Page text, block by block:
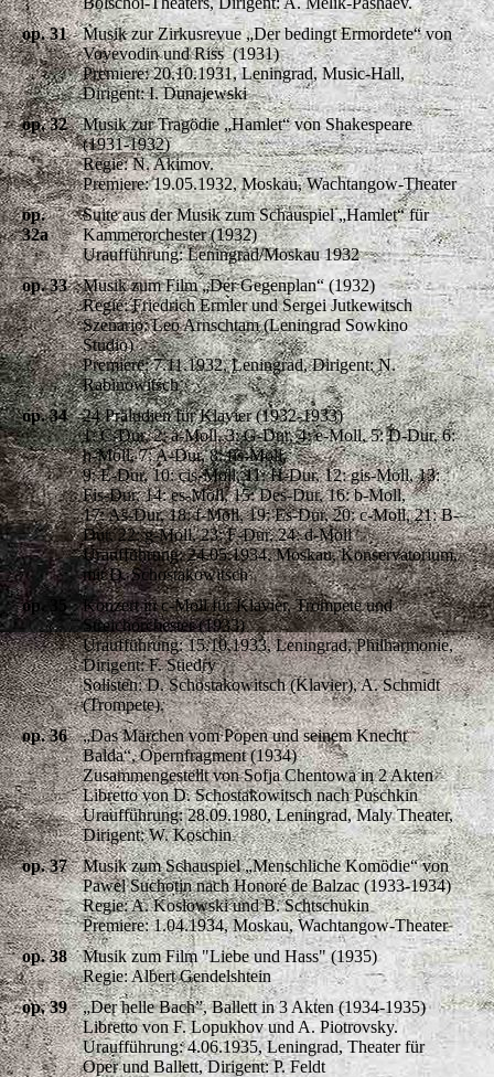
op. 31
Musik zur Zirkusrevue „Der bedingt Ermordete“ von
Voyevodin und Riss (1931)
Premiere: 20.10.1931, Leningrad, Music-Hall,
Dirigent: I. Dunajewski
op. 32
Musik zur Tragödie „Hamlet“ von Shakespeare
(1931-1932)
Regie: N. Akimov.
Premiere: 19.05.1932, Moskau, Wachtangow-Theater
op.
32a
Suite aus der Musik zum Schauspiel „Hamlet“ für
Kammerorchester (1932)
Uraufführung: Leningrad/Moskau 1932
op. 33
Musik zum Film „Der Gegenplan“ (1932)
Regie: Friedrich Ermler und Sergei Jutkewitsch
Szenario: Leo Arnschtam (Leningrad Sowkino
Studio)
Premiere: 7.11.1932, Leningrad, Dirigent: N.
Rabinowitsch
op. 34
24 Präludien für Klavier (1932-1933)
1: C-Dur, 2: a-Moll, 3: G-Dur, 4: e-Moll, 5: D-Dur, 6:
h-Moll, 7: A-Dur, 8: fis-Moll,
9: E-Dur, 10: cis-Moll, 11: H-Dur, 12: gis-Moll, 13:
Fis-Dur, 14: es-Moll, 15: Des-Dur, 16: b-Moll,
17: As-Dur, 18: f-Moll, 19: Es-Dur, 20: c-Moll, 21: B-
Dur, 22: g-Moll, 23: F-Dur, 24: d-Moll
Uraufführung: 24.05.1934, Moskau, Konservatorium,
mit D. Schostakowitsch
op. 35
Konzert in c-Moll für Klavier, Trompete und
Streichorchester (1933)
Uraufführung: 15.10.1933, Leningrad, Philharmonie,
Dirigent: F. Stiedry
Solisten: D. Schostakowitsch (Klavier), A. Schmidt
(Trompete).
op. 36
„Das Märchen vom Popen und seinem Knecht
Balda“, Opernfragment (1934)
Zusammengestellt von Sofja Chentowa in 2 Akten
Libretto von D. Schostakowitsch nach Puschkin
Uraufführung: 28.09.1980, Leningrad, Maly Theater,
Dirigent: W. Koschin
op. 37
Musik zum Schauspiel „Menschliche Komödie“ von
Pawel Suchotin nach Honoré de Balzac (1933-1934)
Regie: A. Koslowski und B. Schtschukin
Premiere: 1.04.1934, Moskau, Wachtangow-Theater
op. 38
Musik zum Film "Liebe und Hass" (1935)
Regie: Albert Gendelshtein
op. 39
„Der helle Bach”, Ballett in 3 Akten (1934-1935)
Libretto von F. Lopukhov und A. Piotrovsky.
Uraufführung: 4.06.1935, Leningrad, Theater für
Oper und Ballett, Dirigent: P. Feldt